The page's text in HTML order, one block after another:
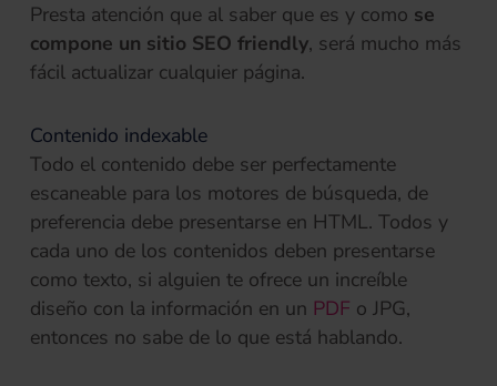
Presta atención que al saber que es y como se
compone un sitio SEO friendly, será mucho más
fácil actualizar cualquier página.
Contenido indexable
Todo el contenido debe ser perfectamente
escaneable para los motores de búsqueda, de
preferencia debe presentarse en HTML. Todos y
cada uno de los contenidos deben presentarse
como texto, si alguien te ofrece un increíble
diseño con la información en un PDF (se abre en una
o JPG,
entonces no sabe de lo que está hablando.